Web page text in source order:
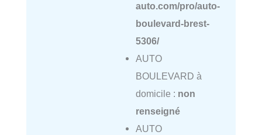
auto.com/pro/auto-
boulevard-brest-
5306/
AUTO
BOULEVARD à
domicile : non
renseigné
AUTO